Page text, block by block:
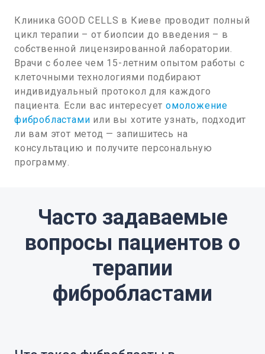
Клиника GOOD CELLS в Киеве проводит полный
цикл терапии – от биопсии до введения – в
собственной лицензированной лаборатории.
Врачи с более чем 15-летним опытом работы с
клеточными технологиями подбирают
индивидуальный протокол для каждого
пациента. Если вас интересует омоложение
фибробластами или вы хотите узнать, подходит
ли вам этот метод — запишитесь на
консультацию и получите персональную
программу.
Часто задаваемые
вопросы пациентов о
терапии
фибробластами